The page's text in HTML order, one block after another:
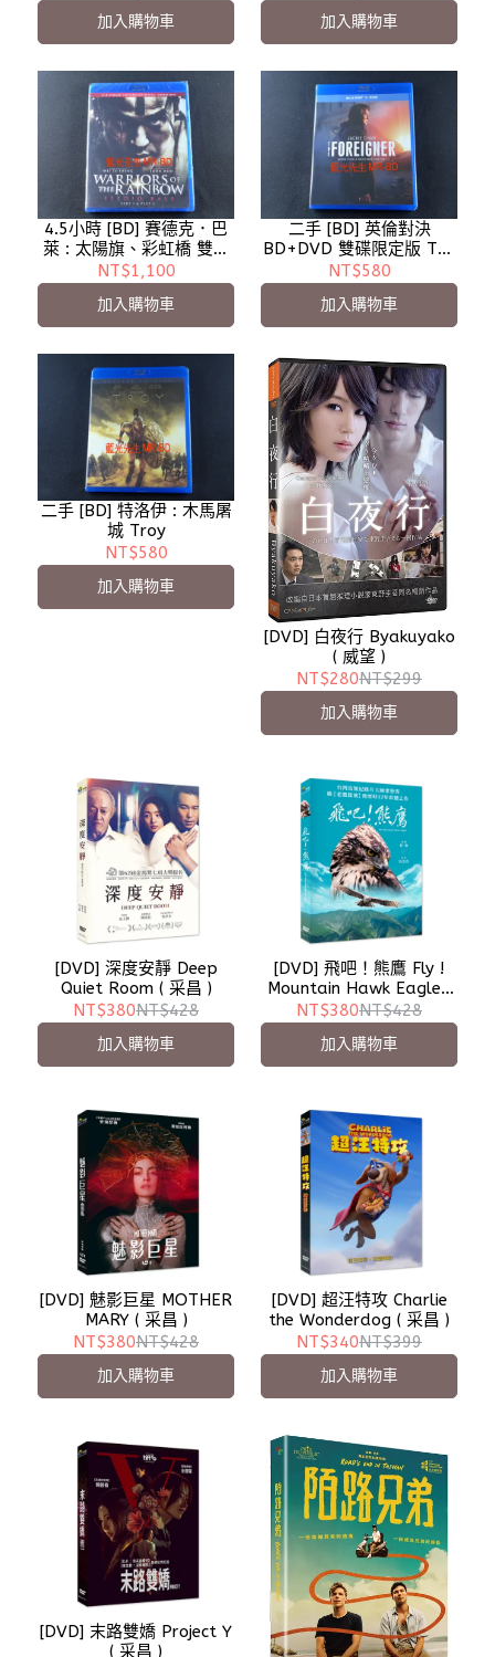
加入購物車 加入購物車
4.5小時 [BD] 賽德克．巴
萊 : 太陽旗、彩虹橋 雙碟
版 Seediq Bale - 二手
NT$1,100
加入購物車
二手 [BD] 英倫對決
BD+DVD 雙碟限定版 The
Foreigner
NT$580
加入購物車
二手 [BD] 特洛伊 : 木馬屠
城 Troy
NT$580
加入購物車
[DVD] 白夜行 Byakuyako
( 威望 )
NT$280NT$299
加入購物車
[DVD] 深度安靜 Deep
Quiet Room ( 采昌 )
NT$380NT$428
加入購物車
[DVD] 飛吧！熊鷹 Fly !
Mountain Hawk Eagle (
采昌 )
NT$380NT$428
加入購物車
[DVD] 魅影巨星 MOTHER
MARY ( 采昌 )
NT$380NT$428
加入購物車
[DVD] 超汪特攻 Charlie
the Wonderdog ( 采昌 )
NT$340NT$399
加入購物車
[DVD] 末路雙嬌 Project Y
( 采昌 )